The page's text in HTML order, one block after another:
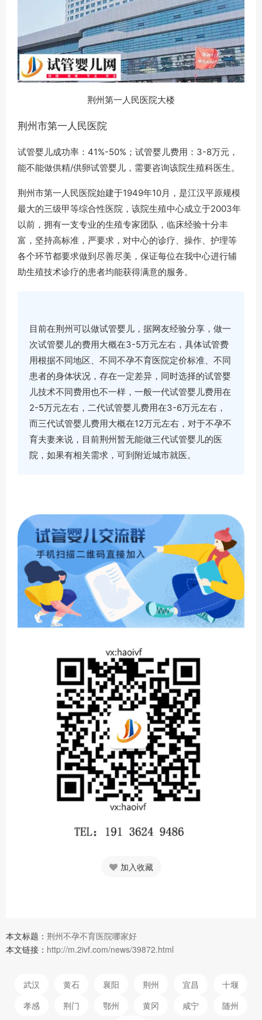
荆州第一人民医院大楼
荆州市第一人民医院
试管婴儿成功率：41%-50%；试管婴儿费用：3-8万元，
能不能做供精/供卵试管婴儿，需要咨询该院生殖科医生。
荆州市第一人民医院始建于1949年10月，是江汉平原规模
最大的三级甲等综合性医院，该院生殖中心成立于2003年
以前，拥有一支专业的生殖专家团队，临床经验十分丰
富，坚持高标准，严要求，对中心的诊疗、操作、护理等
各个环节都要求做到尽善尽美，保证每位在我中心进行辅
助生殖技术诊疗的患者均能获得满意的服务。
目前在荆州可以做试管婴儿，据网友经验分享，做一
次试管婴儿的费用大概在3-5万元左右，具体试管费
用根据不同地区、不同不孕不育医院定价标准、不同
患者的身体状况，存在一定差异，同时选择的试管婴
儿技术不同费用也不一样，一般一代试管婴儿费用在
2-5万元左右，二代试管婴儿费用在3-6万元左右，
而三代试管婴儿费用大概在12万元左右，对于不孕不
育夫妻来说，目前荆州暂无能做三代试管婴儿的医
院，如果有相关需求，可到附近城市就医。
加入收藏
本文标题： 荆州不孕不育医院哪家好
本文链接： http://m.2ivf.com/news/39872.html
武汉 黄石 襄阳 荆州 宜昌
十堰
孝感
荆门 鄂州 黄冈 咸宁
随州